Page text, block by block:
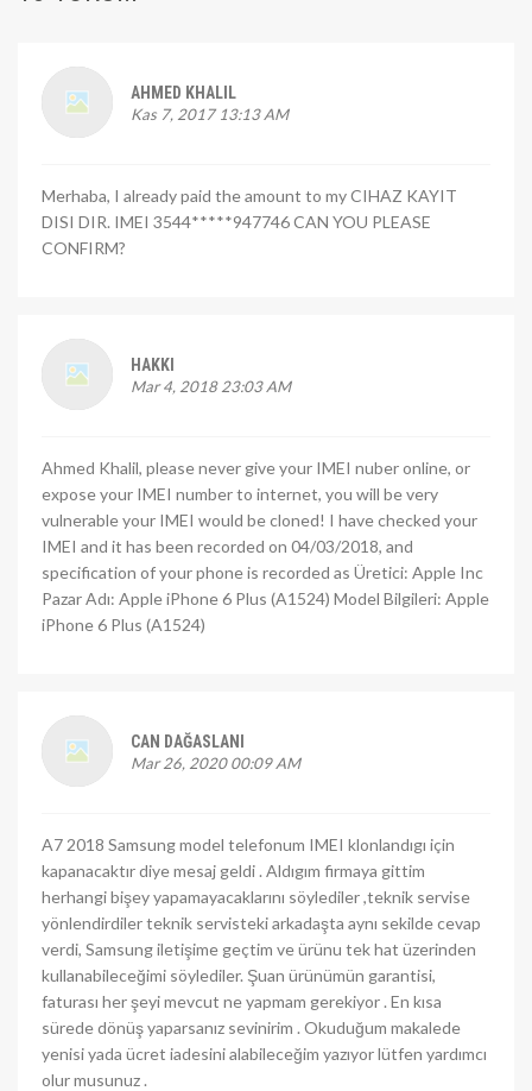
AHMED KHALIL
Kas 7, 2017 13:13 AM
Merhaba, I already paid the amount to my CIHAZ KAYIT
DISI DIR. IMEI 3544*****947746 CAN YOU PLEASE
CONFIRM?
HAKKI
Mar 4, 2018 23:03 AM
Ahmed Khalil, please never give your IMEI nuber online, or
expose your IMEI number to internet, you will be very
vulnerable your IMEI would be cloned! I have checked your
IMEI and it has been recorded on 04/03/2018, and
specification of your phone is recorded as Üretici: Apple Inc
Pazar Adı: Apple iPhone 6 Plus (A1524) Model Bilgileri: Apple
iPhone 6 Plus (A1524)
CAN DAĞASLANI
Mar 26, 2020 00:09 AM
A7 2018 Samsung model telefonum IMEI klonlandıgı için
kapanacaktır diye mesaj geldi . Aldıgım firmaya gittim
herhangi bişey yapamayacaklarını söylediler ,teknik servise
yönlendirdiler teknik servisteki arkadaşta aynı sekilde cevap
verdi, Samsung iletişime geçtim ve ürünu tek hat üzerinden
kullanabileceğimi söylediler. Şuan ürünümün garantisi,
faturası her şeyi mevcut ne yapmam gerekiyor . En kısa
sürede dönüş yaparsanız sevinirim . Okuduğum makalede
yenisi yada ücret iadesini alabileceğim yazıyor lütfen yardımcı
olur musunuz .